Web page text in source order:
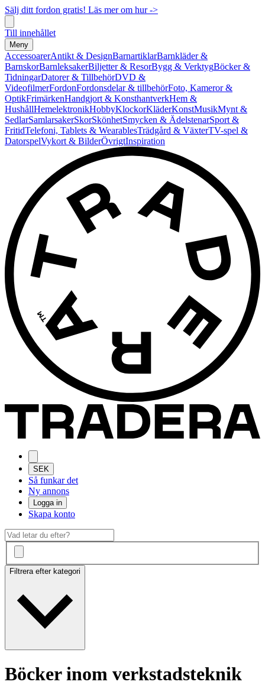
Sälj ditt fordon gratis! Läs mer om hur ->
Till innehållet
Meny
AccessoarerAntikt & DesignBarnartiklarBarnkläder &
BarnskorBarnleksakerBiljetter & ResorBygg & VerktygBöcker &
TidningarDatorer & TillbehörDVD &
VideofilmerFordonFordonsdelar & tillbehörFoto, Kameror &
OptikFrimärkenHandgjort & KonsthantverkHem &
HushållHemelektronikHobbyKlockorKläderKonstMusikMynt &
SedlarSamlarsakerSkorSkönhetSmycken & ÄdelstenarSport &
FritidTelefoni, Tablets & WearablesTrädgård & VäxterTV-spel &
DatorspelVykort & BilderÖvrigtInspiration
SEK
Så funkar det
Ny annons
Logga in
Skapa konto
Filtrera efter kategori
Böcker inom verkstadsteknik